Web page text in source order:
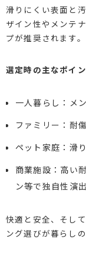
滑りにくい表面と
ザイン性やメンテ
プが推奨されます。
選定時の主なポイ
一人暮らし：メ
ファミリー：耐
ペット家庭：滑
商業施設：高い
ン等で独自性演出
快適と安全、そし
ング選びが暮らし